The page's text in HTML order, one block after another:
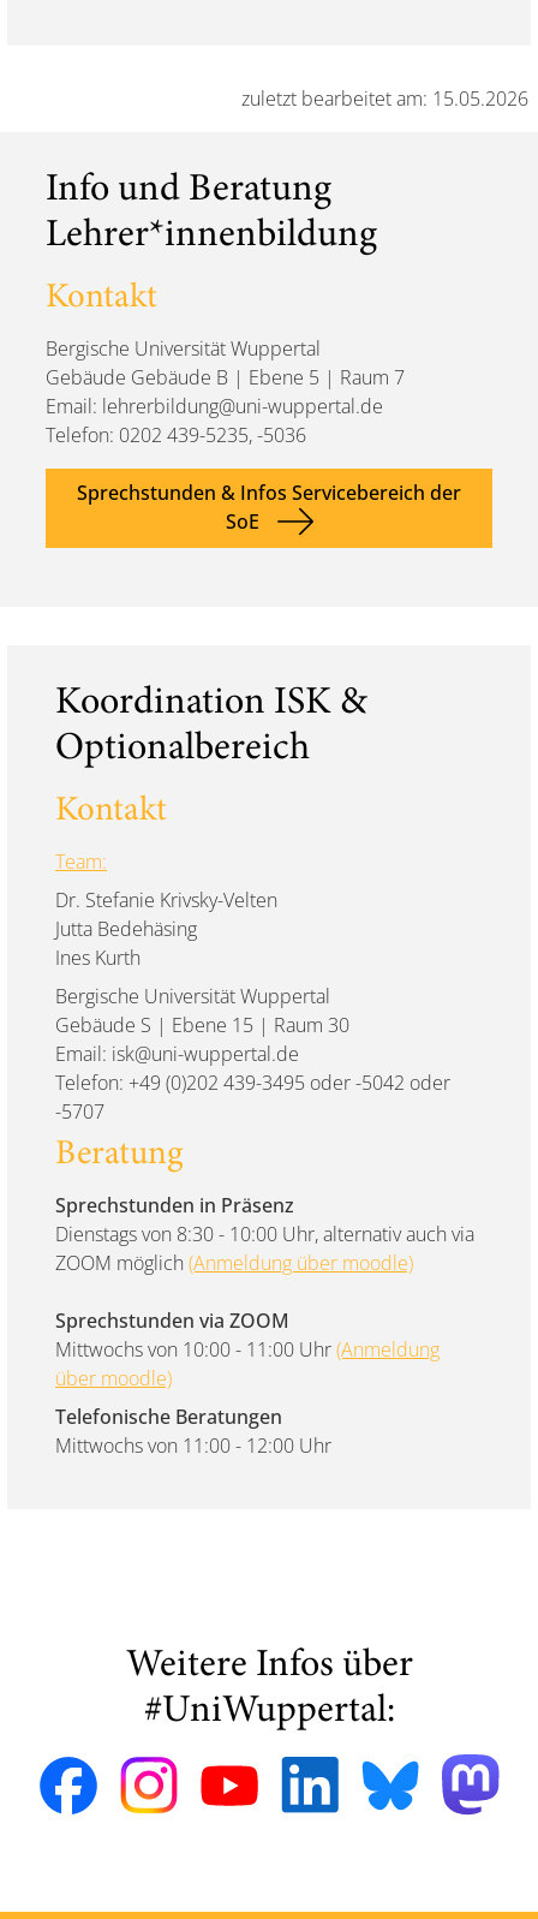
zuletzt bearbeitet am: 15.05.2026
Info und Beratung
Lehrer*innen­bildung
Kontakt
Bergische Universität Wuppertal
Gebäude Gebäude B | Ebene 5 | Raum 7
Email: lehrerbildung@uni-wuppertal.de
Telefon: 0202 439-5235, -5036
Sprechstunden & Infos Servicebereich der
SoE
Koordination ISK &
Optionalbereich
Kontakt
Team:
Dr. Stefanie Krivsky-Velten
Jutta Bedehäsing
Ines Kurth
Bergische Universität Wuppertal
Gebäude S | Ebene 15 | Raum 30
Email: isk@uni-wuppertal.de
Telefon: +49 (0)202 439-3495 oder -5042 oder
-5707
Beratung
Sprechstunden in Präsenz
Dienstags von 8:30 - 10:00 Uhr, alternativ auch via
ZOOM möglich (Anmeldung über moodle)
Sprechstunden via ZOOM
Mittwochs von 10:00 - 11:00 Uhr(Anmeldung
über moodle)
Telefonische Beratungen
Mittwochs von 11:00 - 12:00 Uhr
Weitere Infos über
#UniWuppertal: